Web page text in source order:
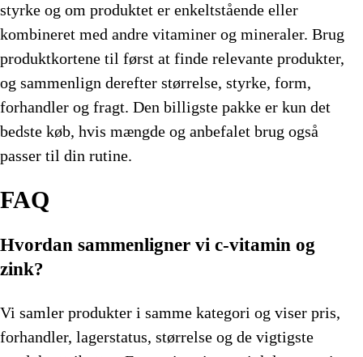
styrke og om produktet er enkeltstående eller
kombineret med andre vitaminer og mineraler. Brug
produktkortene til først at finde relevante produkter,
og sammenlign derefter størrelse, styrke, form,
forhandler og fragt. Den billigste pakke er kun det
bedste køb, hvis mængde og anbefalet brug også
passer til din rutine.
FAQ
Hvordan sammenligner vi c-vitamin og
zink?
Vi samler produkter i samme kategori og viser pris,
forhandler, lagerstatus, størrelse og de vigtigste